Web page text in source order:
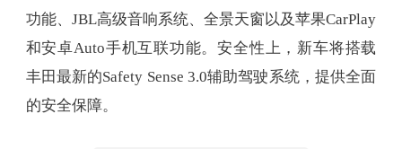
功能、JBL高级音响系统、全景天窗以及苹果CarPlay
和安卓Auto手机互联功能。安全性上，新车将搭载
丰田最新的Safety Sense 3.0辅助驾驶系统，提供全面
的安全保障。